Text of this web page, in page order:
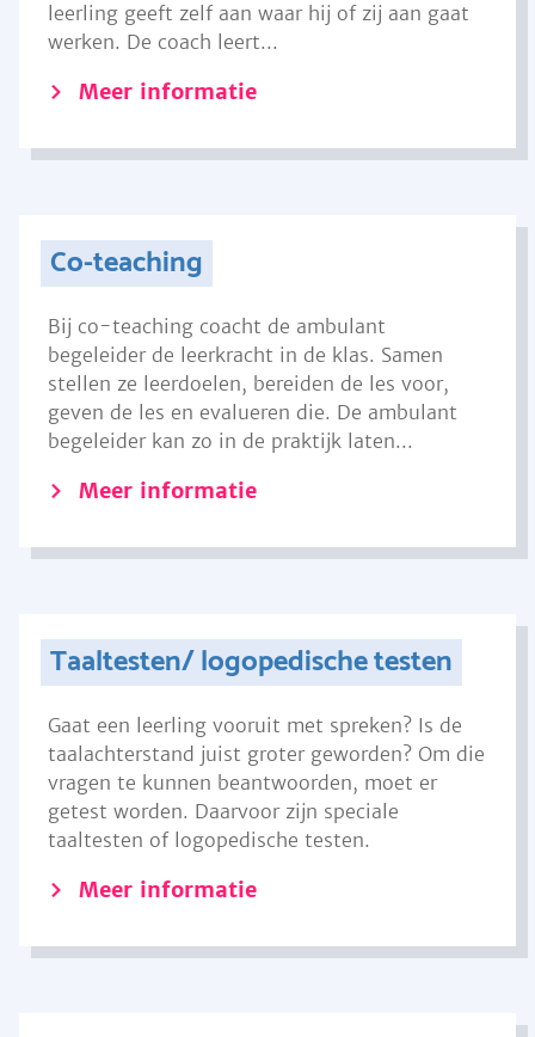
leerling geeft zelf aan waar hij of zij aan gaat
werken. De coach leert...
Meer informatie
Co-teaching
Bij co-teaching coacht de ambulant
begeleider de leerkracht in de klas. Samen
stellen ze leerdoelen, bereiden de les voor,
geven de les en evalueren die. De ambulant
begeleider kan zo in de praktijk laten...
Meer informatie
Taaltesten/ logopedische testen
Gaat een leerling vooruit met spreken? Is de
taalachterstand juist groter geworden? Om die
vragen te kunnen beantwoorden, moet er
getest worden. Daarvoor zijn speciale
taaltesten of logopedische testen.
Meer informatie